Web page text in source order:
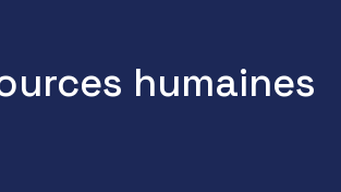
humaines